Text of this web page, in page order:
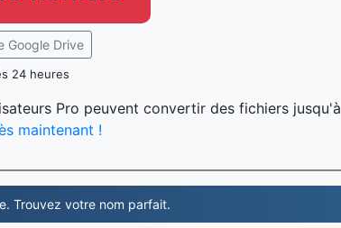
Google Drive
24 heures
Pro peuvent convertir des fichiers jusqu'à
maintenant !
Trouvez votre nom parfait.